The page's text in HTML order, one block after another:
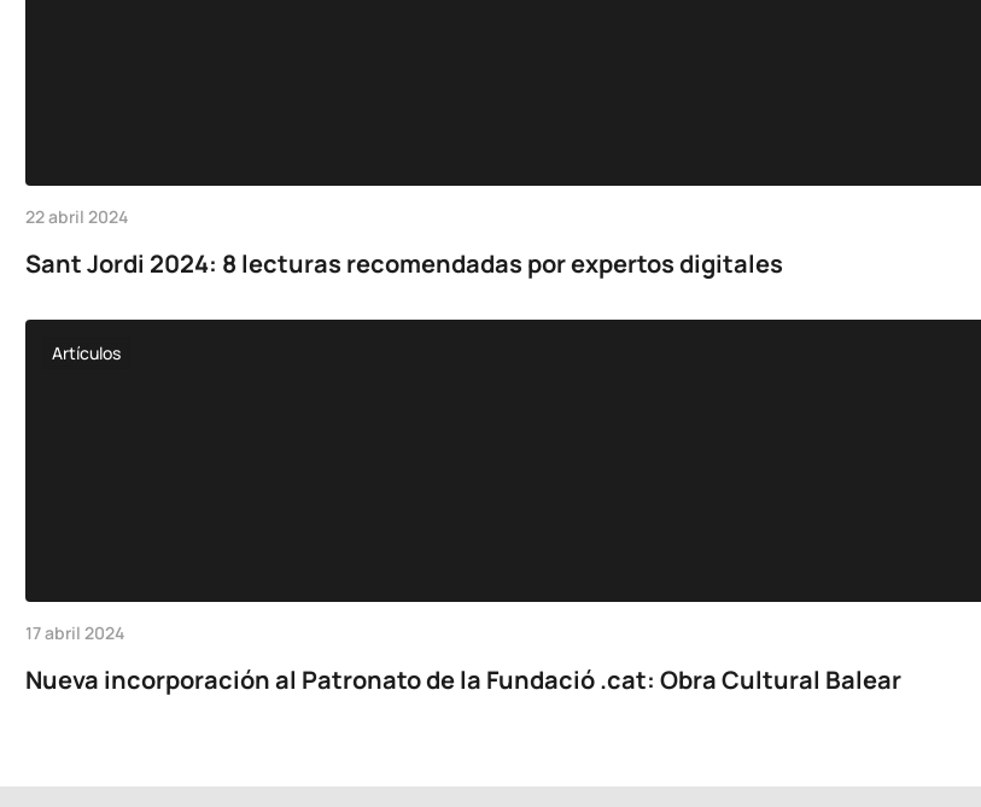
22 abril 2024
Sant Jordi 2024: 8 lecturas recomendadas por expertos digitales
Artículos
17 abril 2024
Nueva incorporación al Patronato de la Fundació .cat: Obra Cultural Balear